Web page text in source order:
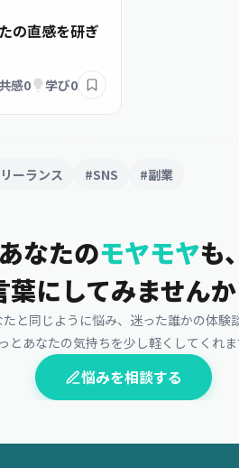
の直感を研ぎ
共感0 学び0
ーランス #SNS #副業
あなたのモヤモヤも、
葉にしてみませんか
たと同じように悩み、迷った誰かの体験
とあなたの気持ちを少し軽くしてくれま
悩みを相談する